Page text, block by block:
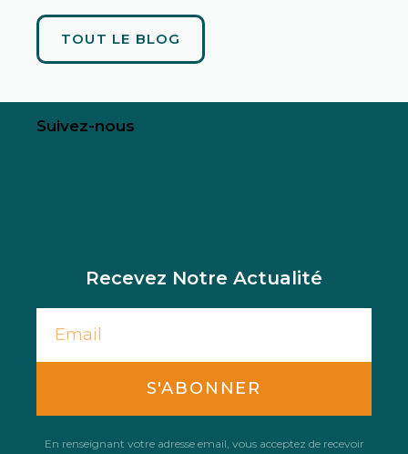
TOUT LE BLOG
Suivez-nous
Recevez Notre Actualité
S'ABONNER
En renseignant votre adresse email, vous acceptez de recevoir